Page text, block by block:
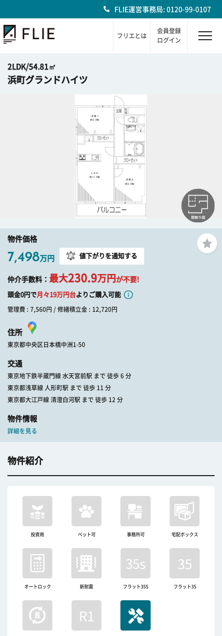
FLIE運営事務局: 0120-99-0107
フリエとは
会員登録
ログイン
2LDK/54.81㎡
浜町グランドハイツ
物件価格
7,498万円 値下がりを通知する
仲介手数料： 最大230.9万円 が不要!
頭金0円で月々19万円台よりご購入可能
管理費 : 7,560円 / 修繕積立金 : 12,720円
住所
東京都中央区日本橋中洲1-50
交通
東京地下鉄半蔵門線 水天宮前駅 まで 徒歩 6 分
東京都浅草線 人形町駅 まで 徒歩 11 分
東京都大江戸線 清澄白河駅 まで 徒歩 12 分
物件情報
詳細を見る
物件紹介
投資用 ペット可 事務所可 宅配ボックス
オートロック 新耐震 フラット35S フラット35